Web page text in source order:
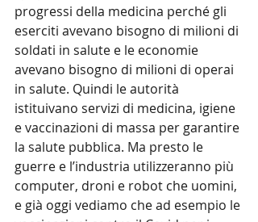
progressi della medicina perché gli
eserciti avevano bisogno di milioni di
soldati in salute e le economie
avevano bisogno di milioni di operai
in salute. Quindi le autorità
istituivano servizi di medicina, igiene
e vaccinazioni di massa per garantire
la salute pubblica. Ma presto le
guerre e l’industria utilizzeranno più
computer, droni e robot che uomini,
e già oggi vediamo che ad esempio le